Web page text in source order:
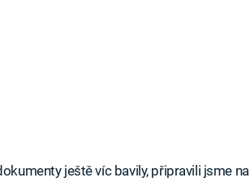
ještě víc bavily, připravili jsme na